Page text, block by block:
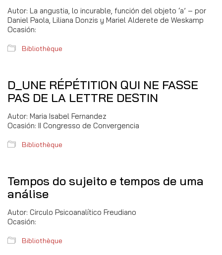
Autor: La angustia, lo incurable, función del objeto ‘a’ – por
Daniel Paola, Liliana Donzis y Mariel Alderete de Weskamp
Ocasión:
Bibliothèque
D_UNE RÉPÉTITION QUI NE FASSE
PAS DE LA LETTRE DESTIN
Autor: Maria Isabel Fernandez
Ocasión: II Congresso de Convergencia
Bibliothèque
Tempos do sujeito e tempos de uma
análise
Autor: Circulo Psicoanalítico Freudiano
Ocasión:
Bibliothèque